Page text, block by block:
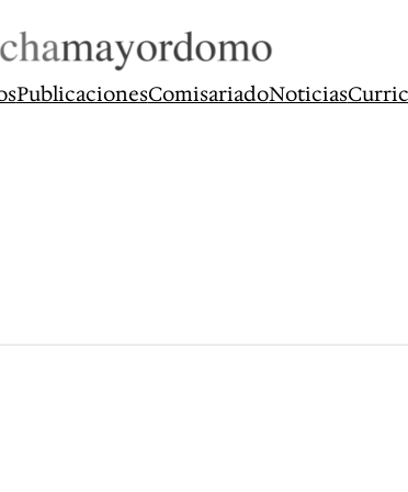
PublicacionesComisariadoNoticias